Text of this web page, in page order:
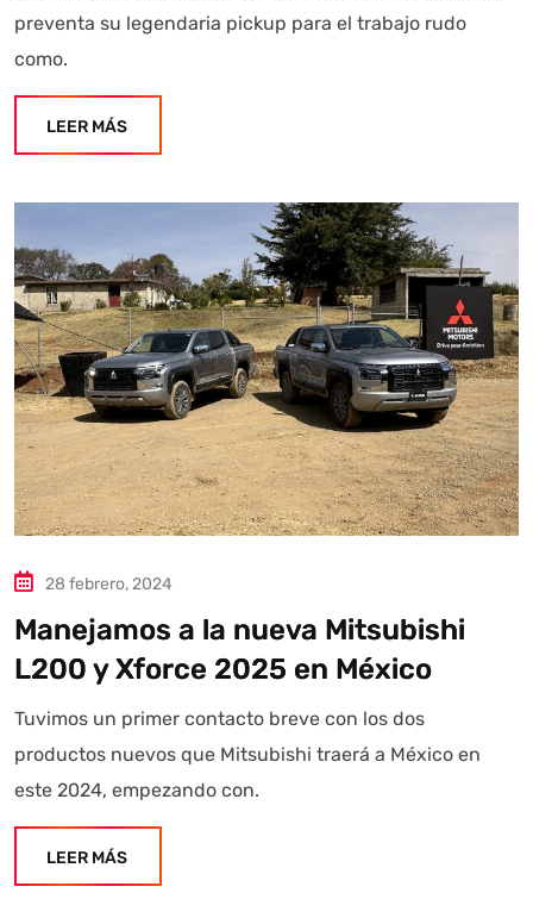
preventa su legendaria pickup para el trabajo rudo
como.
LEER MÁS
28 febrero, 2024
Manejamos a la nueva Mitsubishi
L200 y Xforce 2025 en México
Tuvimos un primer contacto breve con los dos
productos nuevos que Mitsubishi traerá a México en
este 2024, empezando con.
LEER MÁS